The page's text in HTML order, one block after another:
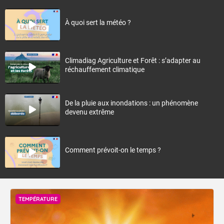
À quoi sert la météo ?
Climadiag Agriculture et Forêt : s’adapter au
réchauffement climatique
De la pluie aux inondations : un phénomène
devenu extrême
Comment prévoit-on le temps ?
TEMPÉRATURE